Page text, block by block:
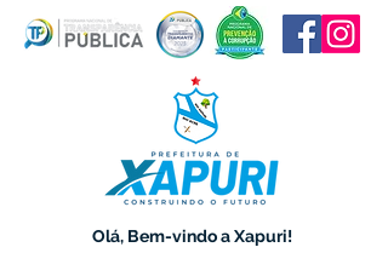
Olá, Bem-vindo a Xapuri!